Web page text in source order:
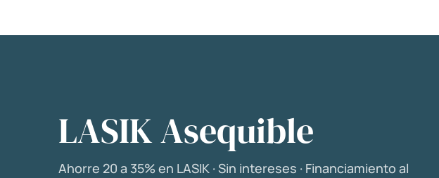
LASIK Asequible
Ahorre 20 a 35% en LASIK · Sin intereses · Financiamiento al